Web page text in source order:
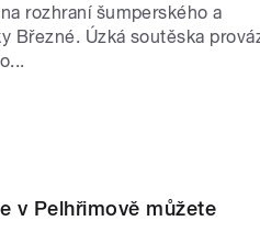
rozhraní šumperského a
Březné. Úzká soutěska
v Pelhřimově můžete